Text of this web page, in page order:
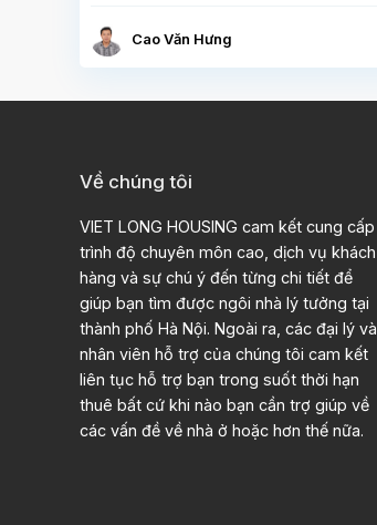
Cao Văn Hưng
Về chúng tôi
VIET LONG HOUSING cam kết cung cấp
trình độ chuyên môn cao, dịch vụ khách
hàng và sự chú ý đến từng chi tiết để
giúp bạn tìm được ngôi nhà lý tưởng tại
thành phố Hà Nội. Ngoài ra, các đại lý và
nhân viên hỗ trợ của chúng tôi cam kết
liên tục hỗ trợ bạn trong suốt thời hạn
thuê bất cứ khi nào bạn cần trợ giúp về
các vấn đề về nhà ở hoặc hơn thế nữa.